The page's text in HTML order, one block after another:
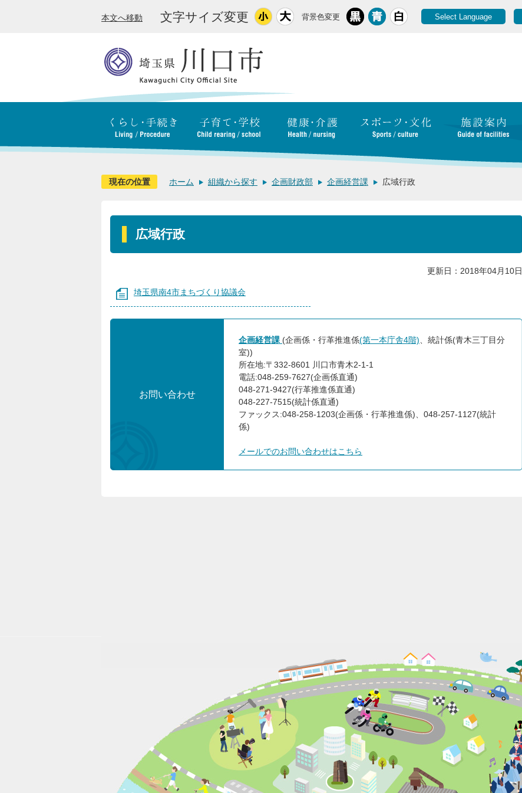
本文へ移動 文字サイズ変更 背景色変更 Select Language
現在の位置 ホーム 組織から探す 企画財政部 企画経営課 広域行政
広域行政
更新日：2018年04月10日
埼玉県南4市まちづくり協議会
お問い合わせ
企画経営課 (企画係・行革推進係(第一本庁舎4階) 、統計係(青木三丁目分
室))
所在地:〒332-8601 川口市青木2-1-1
電話:048-259-7627(企画係直通)
048-271-9427(行革推進係直通)
048-227-7515(統計係直通)
ファックス:048-258-1203(企画係・行革推進係)、048-257-1127(統計
係)
メールでのお問い合わせはこちら